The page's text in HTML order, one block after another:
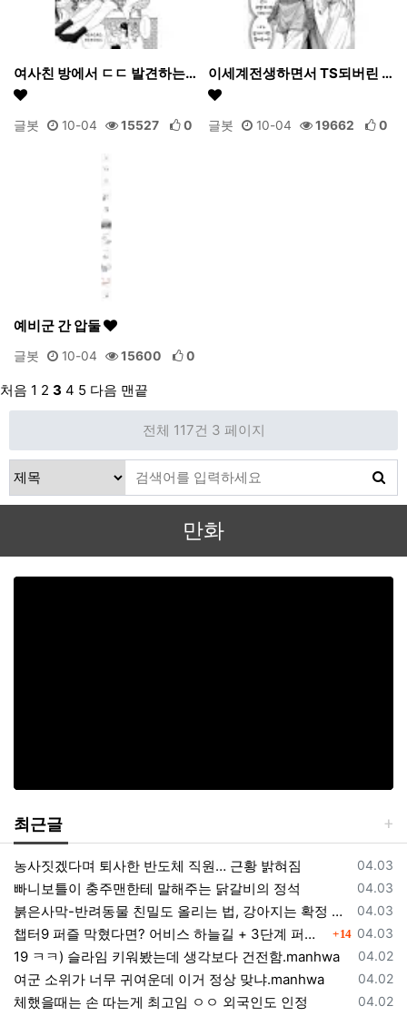
여사친 방에서 ㄷㄷ 발견하는…
글봇 10-04 15527 0
이세계전생하면서 TS되버린 …
글봇 10-04 19662 0
예비군 간 압둘
글봇 10-04 15600 0
처음 1 2 3 4 5 다음 맨끝
전체 117건 3 페이지
만화
최근글
등록일
04.03
농사짓겠다며 퇴사한 반도체 직원… 근황 밝혀짐
등록일
04.03
빠니보틀이 충주맨한테 말해주는 닭갈비의 정석
등록일
04.03
붉은사막-반려동물 친밀도 올리는 법, 강아지는 확정 고양이는 조건 확인
등록일
04.03
챕터9 퍼즐 막혔다면? 어비스 하늘길 + 3단계 퍼즐 공략 순서 정리 (길찾기 포함) 댓글
14
등록일
04.02
19 ㅋㅋ) 슬라임 키워봤는데 생각보다 건전함.manhwa
등록일
04.02
여군 소위가 너무 귀여운데 이거 정상 맞냐.manhwa
등록일
04.02
체했을때는 손 따는게 최고임 ㅇㅇ 외국인도 인정